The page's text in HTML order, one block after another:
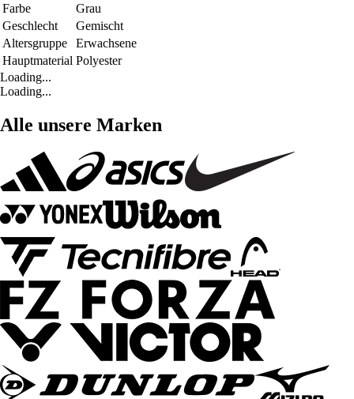
Farbe
Grau
Geschlecht
Gemischt
Altersgruppe
Erwachsene
Hauptmaterial Polyester
Loading...
Loading...
Alle unsere Marken